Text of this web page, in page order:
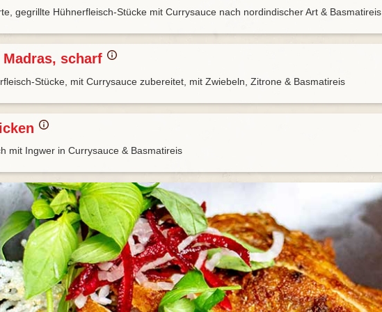
gegrillte Hühnerfleisch-Stücke mit Currysauce nach nordindischer Art & Basmatireis
scharf
Stücke, mit Currysauce zubereitet, mit Zwiebeln, Zitrone & Basmatireis
mit Ingwer in Currysauce & Basmatireis